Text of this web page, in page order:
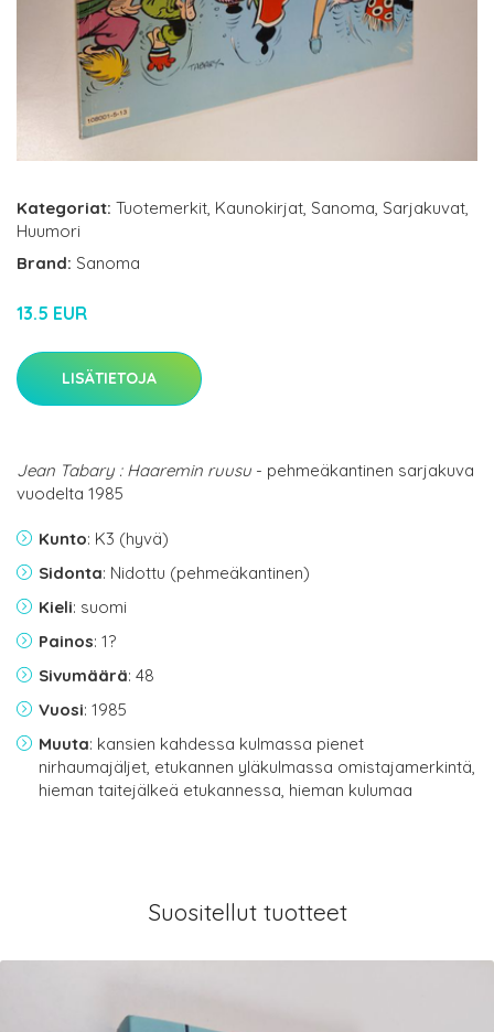
Kategoriat: Tuotemerkit, Kaunokirjat, Sanoma, Sarjakuvat,
Huumori
Brand: Sanoma
13.5 EUR
LISÄTIETOJA
Jean Tabary : Haaremin ruusu - pehmeäkantinen sarjakuva
vuodelta 1985
Kunto: K3 (hyvä)
Sidonta: Nidottu (pehmeäkantinen)
Kieli: suomi
Painos: 1?
Sivumäärä: 48
Vuosi: 1985
Muuta: kansien kahdessa kulmassa pienet
nirhaumajäljet, etukannen yläkulmassa omistajamerkintä,
hieman taitejälkeä etukannessa, hieman kulumaa
Suositellut tuotteet